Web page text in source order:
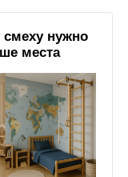
смеху нужно
места